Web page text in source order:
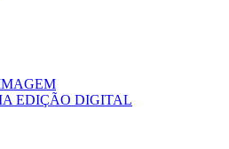
EDIÇÃO DIGITAL